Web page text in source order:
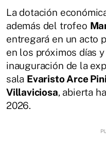
La dotación
además del trofeo
entregará en un acto
en los próximos días
inauguración de la
sala Evaristo Arce
Villaviciosa, abierta
2026.